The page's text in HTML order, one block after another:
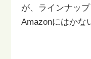
が、ラインナッ
Amazonにはかな